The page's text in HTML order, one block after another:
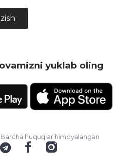
yuklab oling
Barcha huquqlar himoyalangan